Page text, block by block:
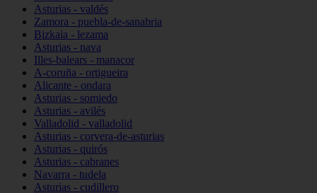
Asturias - valdés
Zamora - puebla-de-sanabria
Bizkaia - lezama
Asturias - nava
Illes-balears - manacor
A-coruña - ortigueira
Alicante - ondara
Asturias - somiedo
Asturias - avilés
Valladolid - valladolid
Asturias - corvera-de-asturias
Asturias - quirós
Asturias - cabranes
Navarra - tudela
Asturias - cudillero